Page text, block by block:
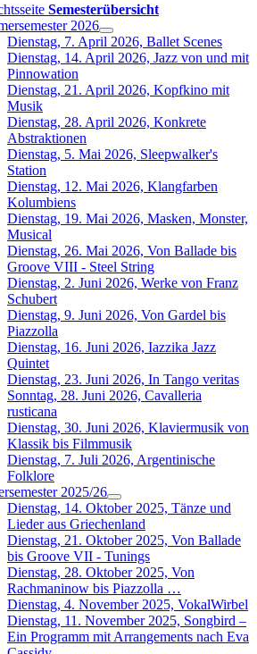
Semesterübersicht
2026
Dienstag, 7. April 2026, Ballet Scenes
Dienstag, 14. April 2026, Jazz von und mit
Pinnowation
Dienstag, 21. April 2026, Kopfkino mit
Musik
Dienstag, 28. April 2026, Konkrete
Abstraktionen
Dienstag, 5. Mai 2026, Sleepwalker's
Station
Dienstag, 12. Mai 2026, Klangfarben
Kolumbiens
Dienstag, 19. Mai 2026, Masken, Monster,
Musical
Dienstag, 26. Mai 2026, Von Ballade bis
Groove VIII - Steel String
Dienstag, 2. Juni 2026, Werke von Franz
Schubert
Dienstag, 9. Juni 2026, Von Gardel bis
Piazzolla
Dienstag, 16. Juni 2026, Iazzika Jazz
Quintet
Dienstag, 23. Juni 2026, In Tango veritas
Sonntag, 28. Juni 2026, Cavalleria
rusticana
Dienstag, 30. Juni 2026, Klaviermusik von
Klassik bis Filmmusik
Dienstag, 7. Juli 2026, Argentinische
Folklore
2025/26
Dienstag, 14. Oktober 2025, Tänze und
Lieder aus Griechenland
Dienstag, 21. Oktober 2025, Von Ballade
bis Groove VII - Tunings
Dienstag, 28. Oktober 2025, Von
Rachmaninow bis Piazzolla …
Dienstag, 4. November 2025, VokalWirbel
Dienstag, 11. November 2025, Songbird –
Ein Programm mit Arrangements nach Eva